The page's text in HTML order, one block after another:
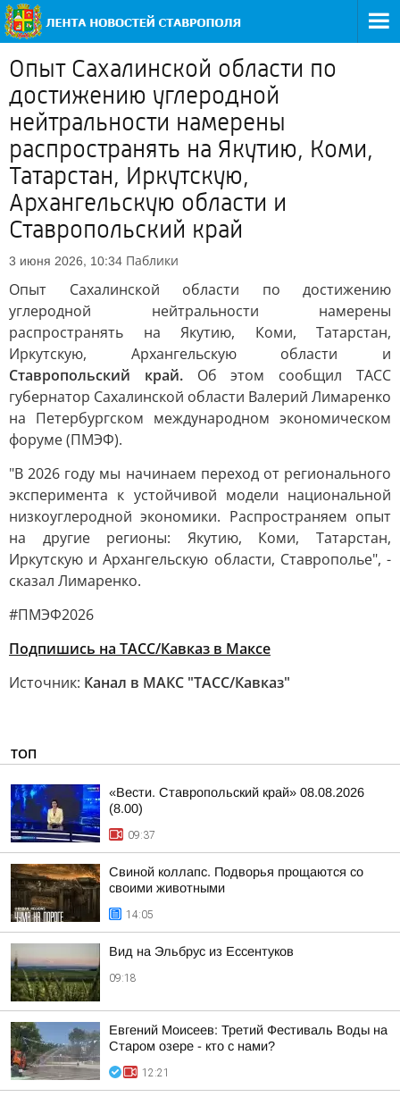
Опыт Сахалинской области по
достижению углеродной
нейтральности намерены
распространять на Якутию, Коми,
Татарстан, Иркутскую,
Архангельскую области и
Ставропольский край
3 июня 2026, 10:34 Паблики
Опыт Сахалинской области по достижению
углеродной нейтральности намерены
распространять на Якутию, Коми, Татарстан,
Иркутскую, Архангельскую области и
Ставропольский край.Об этом сообщил ТАСС
губернатор Сахалинской области Валерий Лимаренко
на Петербургском международном экономическом
форуме (ПМЭФ).
"В 2026 году мы начинаем переход от регионального
эксперимента к устойчивой модели национальной
низкоуглеродной экономики. Распространяем опыт
на другие регионы: Якутию, Коми, Татарстан,
Иркутскую и Архангельскую области, Ставрополье", -
сказал Лимаренко.
#ПМЭФ2026
Подпишись на ТАСС/Кавказ в Максе
Источник: Канал в МАКС "ТАСС/Кавказ"
ТОП
«Вести. Ставропольский край» 08.08.2026
(8.00)
09:37
Свиной коллапс. Подворья прощаются со
своими животными
14:05
Вид на Эльбрус из Ессентуков
09:18
Евгений Моисеев: Третий Фестиваль Воды на
Старом озере - кто с нами?
12:21